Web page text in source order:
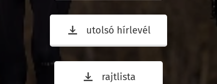
utolsó hírlevél
rajtlista